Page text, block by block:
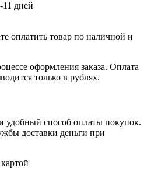
11 дней
оплатить товар по наличной и
оформления заказа. Оплата
только в рублях.
удобный способ оплаты покупок.
доставки деньги при